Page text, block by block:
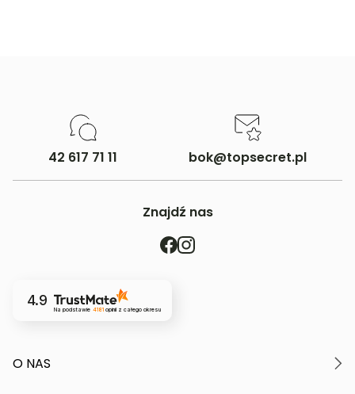
42 617 71 11 bok@topsecret.pl
Znajdź nas
4.9
Na podstawie 4181opinii z całego okresu
O NAS